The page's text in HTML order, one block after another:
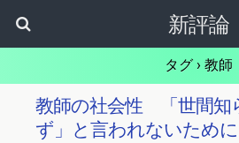
新評論
タグ › 教師
教師の社会性 「世間知
ず」と言われないために